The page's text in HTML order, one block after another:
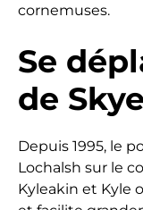
cornemuses.
Se
de Skye
Depuis 1995, le
Lochalsh sur le
Kyleakin et Kyle